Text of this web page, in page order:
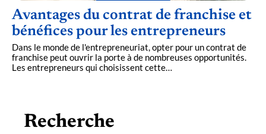
Avantages du contrat de franchise et
bénéfices pour les entrepreneurs
Dans le monde de l'entrepreneuriat, opter pour un contrat de
franchise peut ouvrir la porte à de nombreuses opportunités.
Les entrepreneurs qui choisissent cette…
Recherche